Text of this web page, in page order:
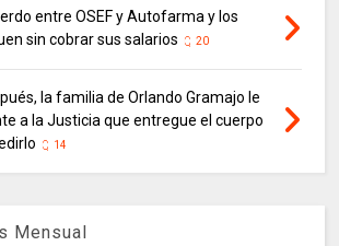
entre OSEF y Autofarma y los
sin cobrar sus salarios
20
la familia de Orlando Gramajo le
a la Justicia que entregue el cuerpo
14
Mensual